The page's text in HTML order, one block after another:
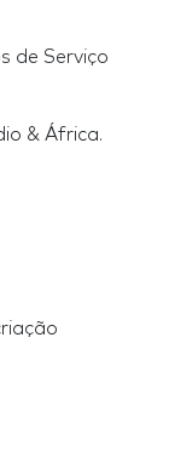
de Serviço
& África.